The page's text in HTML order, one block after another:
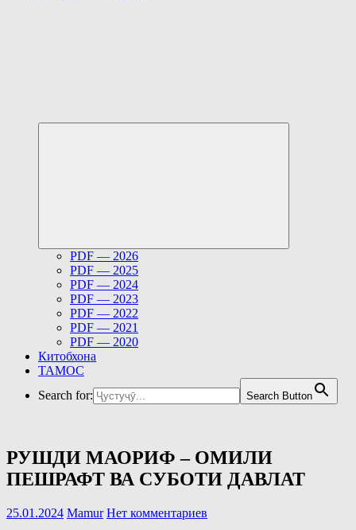
PDF — 2026
PDF — 2025
PDF — 2024
PDF — 2023
PDF — 2022
PDF — 2021
PDF — 2020
Китобхона
ТАМОС
Search for:
Search Button
РУШДИ МАОРИФ – ОМИЛИ
ПЕШРАФТ ВА СУБОТИ ДАВЛАТ
25.01.2024 Mamur Нет комментариев